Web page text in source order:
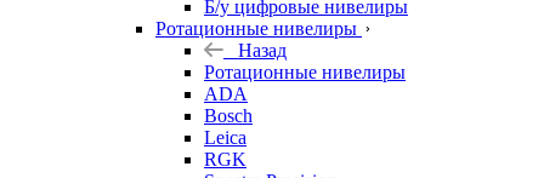
Б/у цифровые нивелиры
Ротационные нивелиры
Назад
Ротационные нивелиры
ADA
Bosch
Leica
RGK